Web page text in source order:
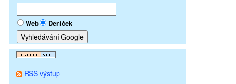
Web Deníček
RSS výstup